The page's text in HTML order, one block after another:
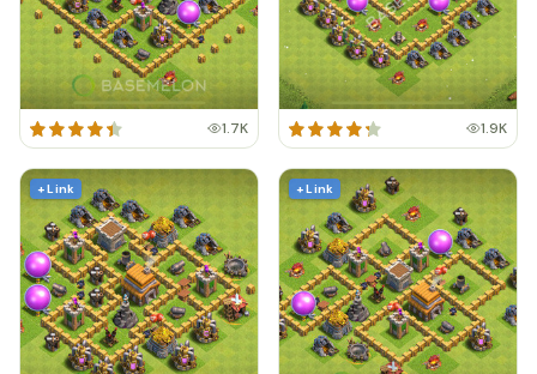
1.7K 1.9K
+ Link + Link